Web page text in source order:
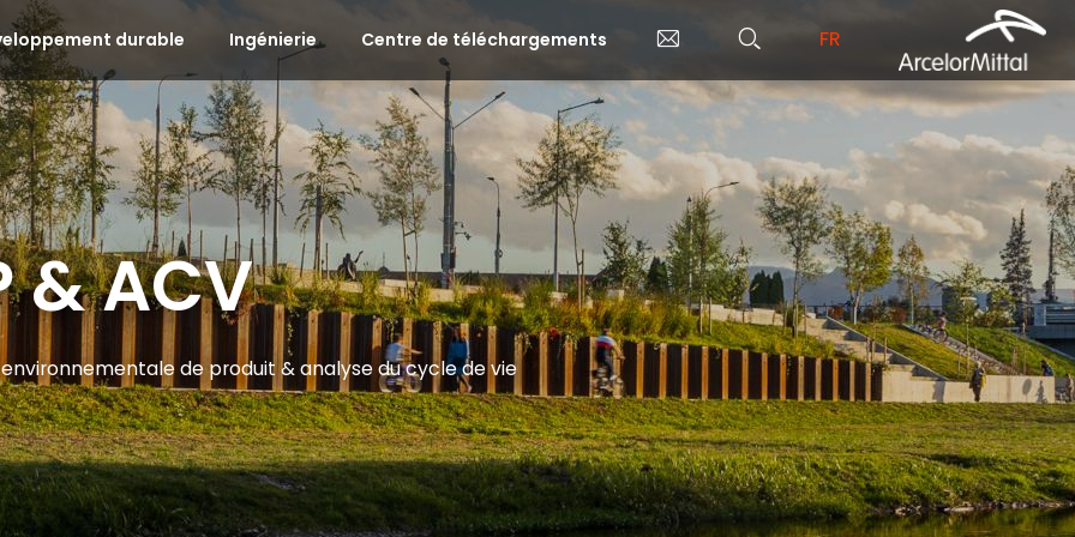
durable Ingénierie Centre de téléchargements FR
& ACV
de produit & analyse du cycle de vie